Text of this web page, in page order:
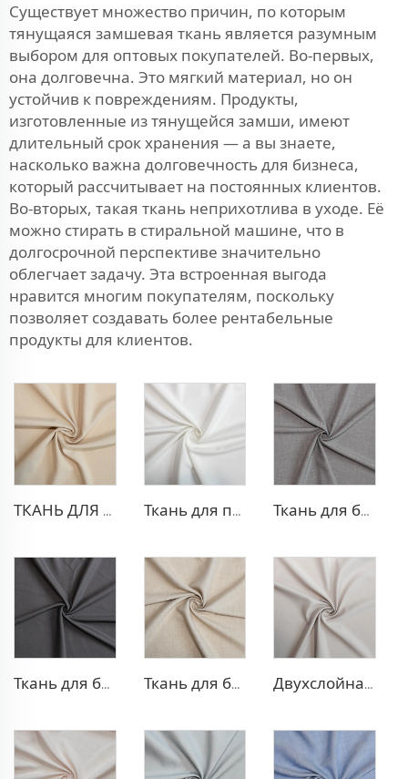
Существует множество причин, по которым
тянущаяся замшевая ткань является разумным
выбором для оптовых покупателей. Во-первых,
она долговечна. Это мягкий материал, но он
устойчив к повреждениям. Продукты,
изготовленные из тянущейся замши, имеют
длительный срок хранения — а вы знаете,
насколько важна долговечность для бизнеса,
который рассчитывает на постоянных клиентов.
Во-вторых, такая ткань неприхотлива в уходе. Её
можно стирать в стиральной машине, что в
долгосрочной перспективе значительно
облегчает задачу. Эта встроенная выгода
нравится многим покупателям, поскольку
позволяет создавать более рентабельные
продукты для клиентов.
ТКАНЬ ДЛЯ БЛЕЙЗЕРА ИЗ ПОЛИЭСТЕРА И ВИСКОЗЫ Ткань для платья из полиэстера и вискозы с эффектом стрейч Ткань для брюк TR с четырехсторонней растяжкой
Ткань для блейзера TR с эффектом стрейч Ткань для блейзера TR, похожая на лен Двухслойная ткань для платья TR